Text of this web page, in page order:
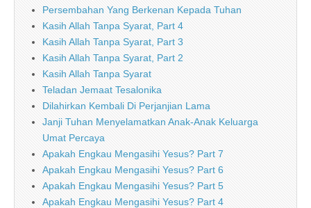
Persembahan Yang Berkenan Kepada Tuhan
Kasih Allah Tanpa Syarat, Part 4
Kasih Allah Tanpa Syarat, Part 3
Kasih Allah Tanpa Syarat, Part 2
Kasih Allah Tanpa Syarat
Teladan Jemaat Tesalonika
Dilahirkan Kembali Di Perjanjian Lama
Janji Tuhan Menyelamatkan Anak-Anak Keluarga
Umat Percaya
Apakah Engkau Mengasihi Yesus? Part 7
Apakah Engkau Mengasihi Yesus? Part 6
Apakah Engkau Mengasihi Yesus? Part 5
Apakah Engkau Mengasihi Yesus? Part 4